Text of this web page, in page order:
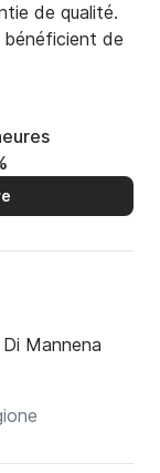
de qualité.
bénéficient de
Mannena